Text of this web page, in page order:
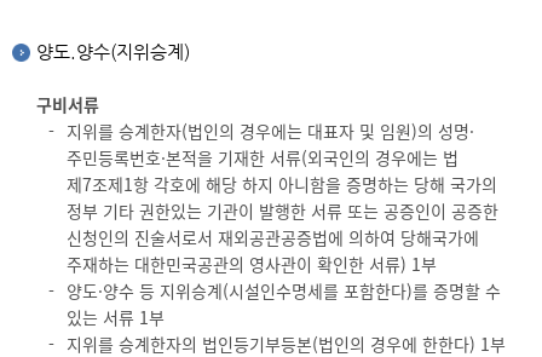
양도.양수(지위승계)
구비서류
지위를 승계한자(법인의 경우에는 대표자 및 임원)의 성명·
주민등록번호·본적을 기재한 서류(외국인의 경우에는 법
제7조제1항 각호에 해당 하지 아니함을 증명하는 당해 국가의
정부 기타 권한있는 기관이 발행한 서류 또는 공증인이 공증한
신청인의 진술서로서 재외공관공증법에 의하여 당해국가에
주재하는 대한민국공관의 영사관이 확인한 서류) 1부
양도·양수 등 지위승계(시설인수명세를 포함한다)를 증명할 수
있는 서류 1부
지위를 승계한자의 법인등기부등본(법인의 경우에 한한다) 1부